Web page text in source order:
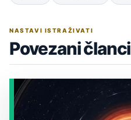
NASTAVI ISTRAŽIVATI
Povezani članci